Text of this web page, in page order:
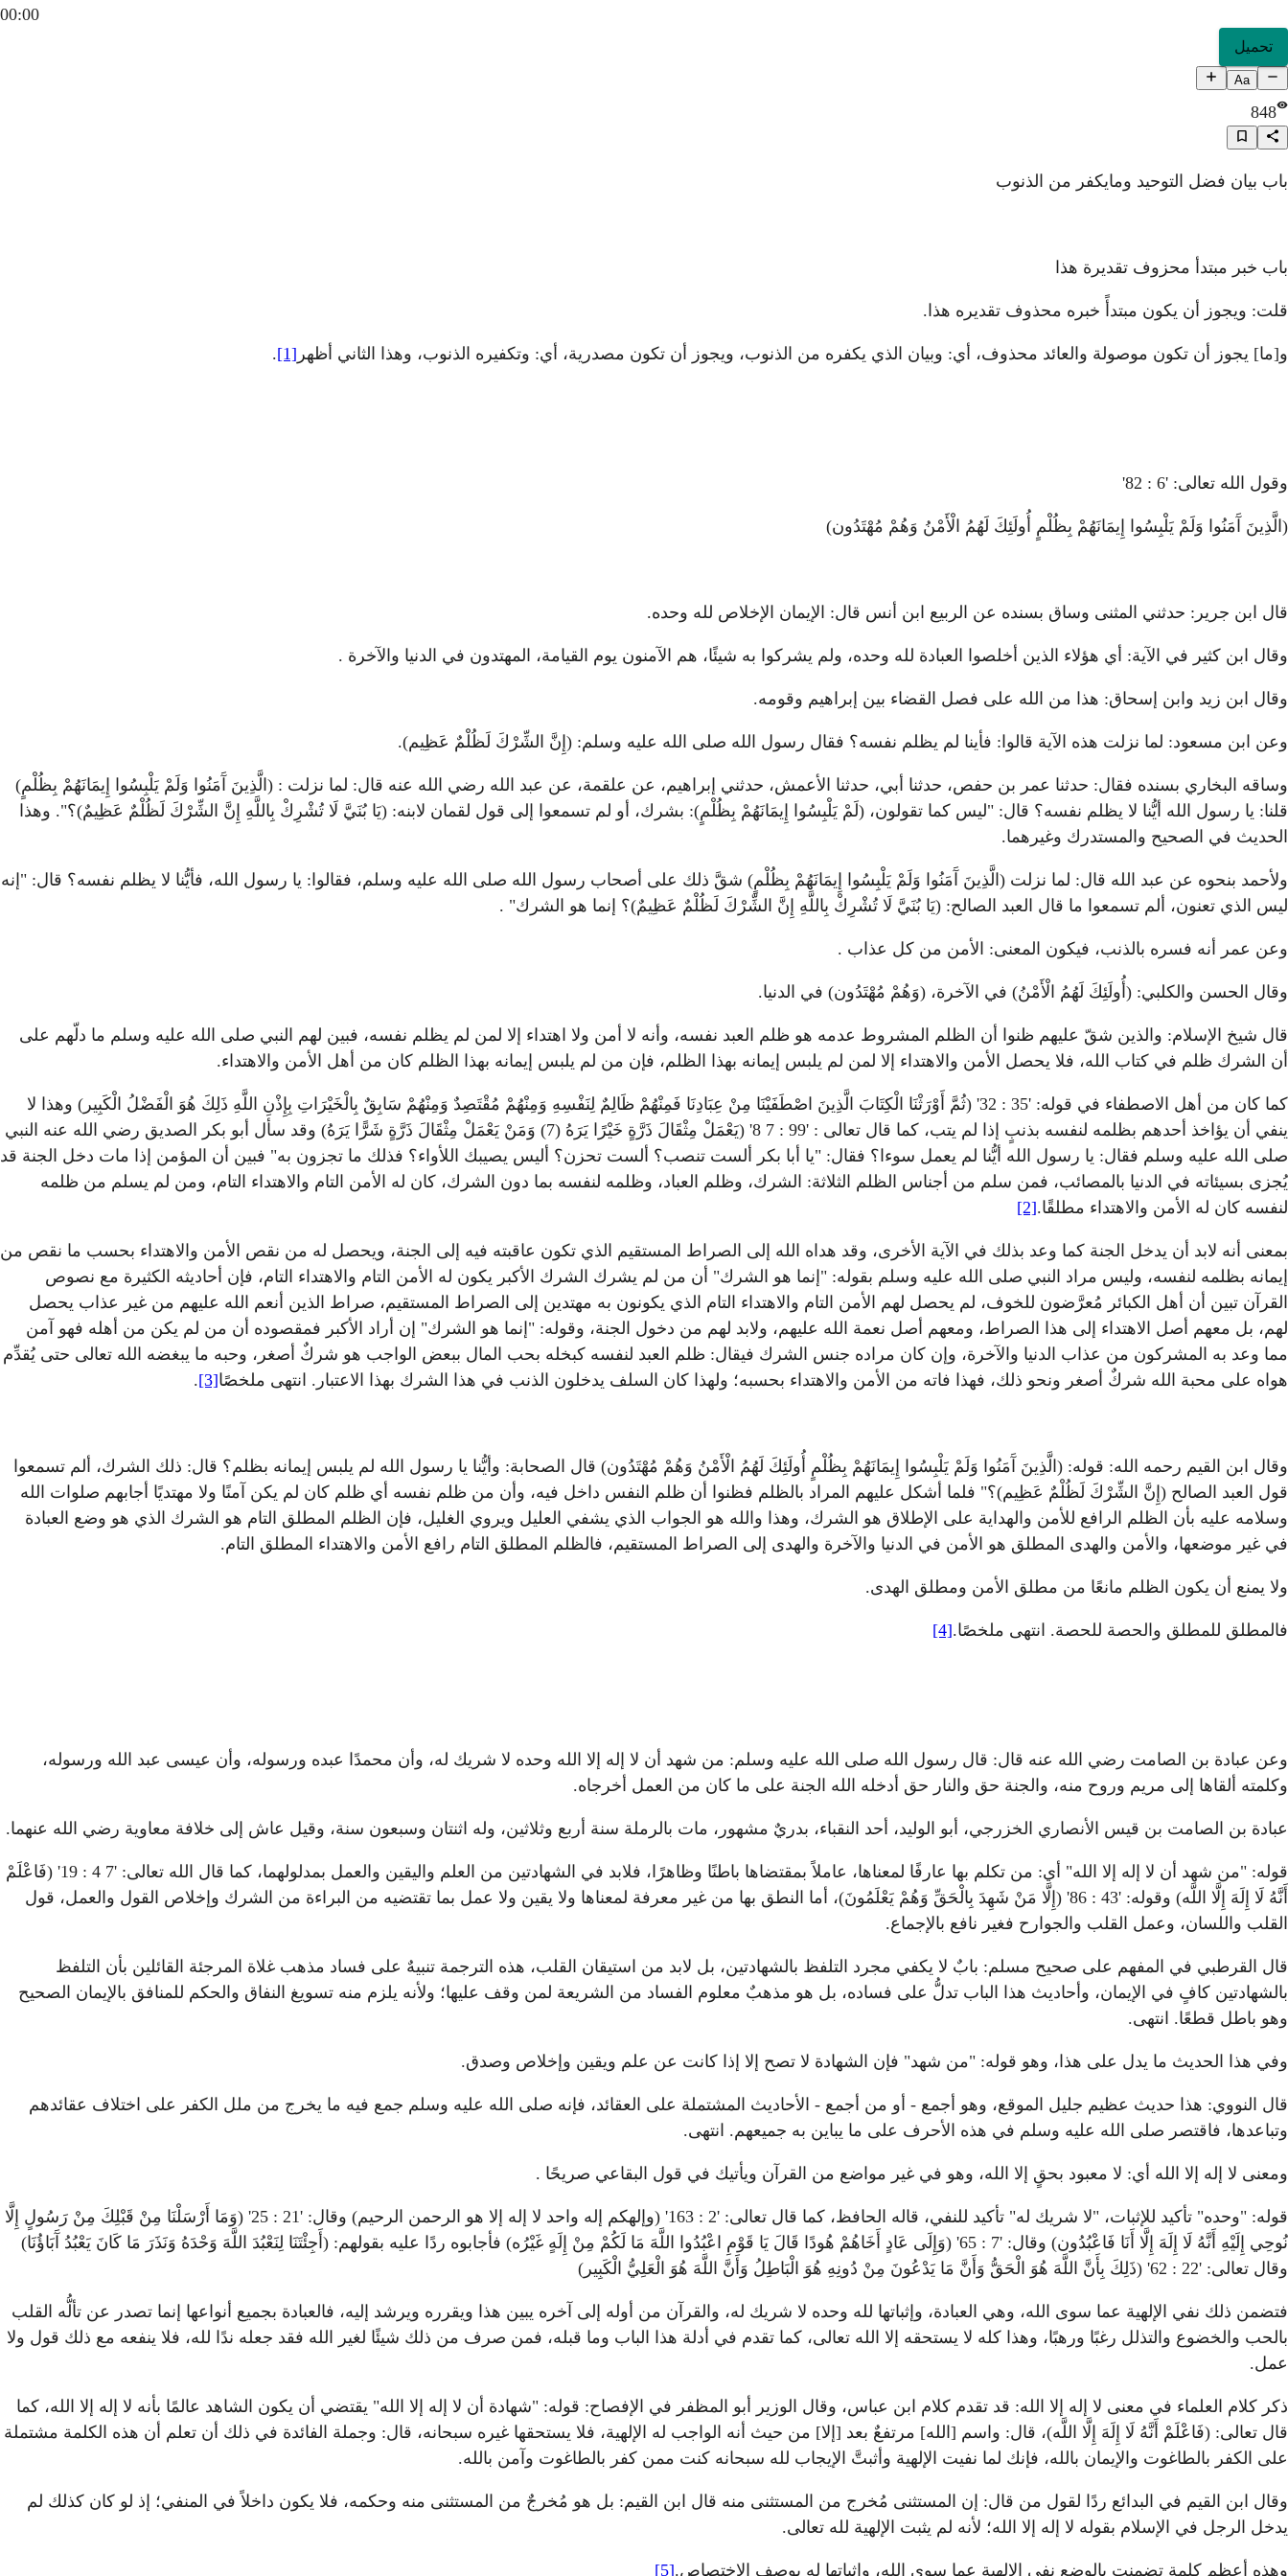
00:00
تحميل
Aa
848
باب بيان فضل التوحيد ومايكفر من الذنوب
باب خبر مبتدأ محزوف تقديرة هذا
قلت: ويجوز أن يكون مبتدأً خبره محذوف تقديره هذا.
و[ما] يجوز أن تكون موصولة والعائد محذوف، أي: وبيان الذي يكفره من الذنوب، ويجوز أن تكون مصدرية، أي: وتكفيره الذنوب، وهذا الثاني أظهر [1]
.
وقول الله تعالى: '6 : 82'
(الَّذِينَ آَمَنُوا وَلَمْ يَلْبِسُوا إِيمَانَهُمْ بِظُلْمٍ أُولَئِكَ لَهُمُ الْأَمْنُ وَهُمْ مُهْتَدُون)
قال ابن جرير: حدثني المثنى وساق بسنده عن الربيع ابن أنس قال: الإيمان الإخلاص لله وحده.
وقال ابن كثير في الآية: أي هؤلاء الذين أخلصوا العبادة لله وحده، ولم يشركوا به شيئًا، هم الآمنون يوم القيامة، المهتدون في الدنيا والآخرة .
وقال ابن زيد وابن إسحاق: هذا من الله على فصل القضاء بين إبراهيم وقومه.
وعن ابن مسعود: لما نزلت هذه الآية قالوا: فأينا لم يظلم نفسه؟ فقال رسول الله صلى الله عليه وسلم: (إِنَّ الشِّرْكَ لَظُلْمٌ عَظِيم).
وساقه البخاري بسنده فقال: حدثنا عمر بن حفص، حدثنا أبي، حدثنا الأعمش، حدثني إبراهيم، عن علقمة، عن عبد الله رضي الله عنه قال: لما نزلت : (الَّذِينَ آَمَنُوا وَلَمْ يَلْبِسُوا إِيمَانَهُمْ بِظُلْمٍ)
قلنا: يا رسول الله أيُّنا لا يظلم نفسه؟ قال: "ليس كما تقولون، (لَمْ يَلْبِسُوا إِيمَانَهُمْ بِظُلْمٍ): بشرك، أو لم تسمعوا إلى قول لقمان لابنه: (يَا بُنَيَّ لَا تُشْرِكْ بِاللَّهِ إِنَّ الشِّرْكَ لَظُلْمٌ عَظِيمٌ)؟". وهذا
الحديث في الصحيح والمستدرك وغيرهما.
ولأحمد بنحوه عن عبد الله قال: لما نزلت (الَّذِينَ آَمَنُوا وَلَمْ يَلْبِسُوا إِيمَانَهُمْ بِظُلْمٍ) شقَّ ذلك على أصحاب رسول الله صلى الله عليه وسلم، فقالوا: يا رسول الله، فأيُّنا لا يظلم نفسه؟ قال: "إنه
ليس الذي تعنون، ألم تسمعوا ما قال العبد الصالح: (يَا بُنَيَّ لَا تُشْرِكْ بِاللَّهِ إِنَّ الشِّرْكَ لَظُلْمٌ عَظِيمٌ)؟ إنما هو الشرك" .
وعن عمر أنه فسره بالذنب، فيكون المعنى: الأمن من كل عذاب .
وقال الحسن والكلبي: (أُولَئِكَ لَهُمُ الْأَمْنُ) في الآخرة، (وَهُمْ مُهْتَدُون) في الدنيا.
قال شيخ الإسلام: والذين شقّ عليهم ظنوا أن الظلم المشروط عدمه هو ظلم العبد نفسه، وأنه لا أمن ولا اهتداء إلا لمن لم يظلم نفسه، فبين لهم النبي صلى الله عليه وسلم ما دلّهم على
أن الشرك ظلم في كتاب الله، فلا يحصل الأمن والاهتداء إلا لمن لم يلبس إيمانه بهذا الظلم، فإن من لم يلبس إيمانه بهذا الظلم كان من أهل الأمن والاهتداء.
كما كان من أهل الاصطفاء في قوله: '35 : 32' (ثُمَّ أَوْرَثْنَا الْكِتَابَ الَّذِينَ اصْطَفَيْنَا مِنْ عِبَادِنَا فَمِنْهُمْ ظَالِمٌ لِنَفْسِهِ وَمِنْهُمْ مُقْتَصِدٌ وَمِنْهُمْ سَابِقٌ بِالْخَيْرَاتِ بِإِذْنِ اللَّهِ ذَلِكَ هُوَ الْفَضْلُ الْكَبِير) وهذا لا
ينفي أن يؤاخذ أحدهم بظلمه لنفسه بذنبٍ إذا لم يتب، كما قال تعالى : '99 : 7 8' (يَعْمَلْ مِثْقَالَ ذَرَّةٍ خَيْرًا يَرَهُ (7) وَمَنْ يَعْمَلْ مِثْقَالَ ذَرَّةٍ شَرًّا يَرَهُ) وقد سأل أبو بكر الصديق رضي الله عنه النبي
صلى الله عليه وسلم فقال: يا رسول الله أيُّنا لم يعمل سوءا؟ فقال: "يا أبا بكر ألست تنصب؟ ألست تحزن؟ أليس يصيبك اللأواء؟ فذلك ما تجزون به" فبين أن المؤمن إذا مات دخل الجنة قد
يُجزى بسيئاته في الدنيا بالمصائب، فمن سلم من أجناس الظلم الثلاثة: الشرك، وظلم العباد، وظلمه لنفسه بما دون الشرك، كان له الأمن التام والاهتداء التام، ومن لم يسلم من ظلمه
لنفسه كان له الأمن والاهتداء مطلقًا.[2]
بمعنى أنه لابد أن يدخل الجنة كما وعد بذلك في الآية الأخرى، وقد هداه الله إلى الصراط المستقيم الذي تكون عاقبته فيه إلى الجنة، ويحصل له من نقص الأمن والاهتداء بحسب ما نقص من
إيمانه بظلمه لنفسه، وليس مراد النبي صلى الله عليه وسلم بقوله: "إنما هو الشرك" أن من لم يشرك الشرك الأكبر يكون له الأمن التام والاهتداء التام، فإن أحاديثه الكثيرة مع نصوص
القرآن تبين أن أهل الكبائر مُعرَّضون للخوف، لم يحصل لهم الأمن التام والاهتداء التام الذي يكونون به مهتدين إلى الصراط المستقيم، صراط الذين أنعم الله عليهم من غير عذاب يحصل
لهم، بل معهم أصل الاهتداء إلى هذا الصراط، ومعهم أصل نعمة الله عليهم، ولابد لهم من دخول الجنة، وقوله: "إنما هو الشرك" إن أراد الأكبر فمقصوده أن من لم يكن من أهله فهو آمن
مما وعد به المشركون من عذاب الدنيا والآخرة، وإن كان مراده جنس الشرك فيقال: ظلم العبد لنفسه كبخله بحب المال ببعض الواجب هو شركٌ أصغر، وحبه ما يبغضه الله تعالى حتى يُقدِّم
هواه على محبة الله شركٌ أصغر ونحو ذلك، فهذا فاته من الأمن والاهتداء بحسبه؛ ولهذا كان السلف يدخلون الذنب في هذا الشرك بهذا الاعتبار. انتهى ملخصًا[3]
.
وقال ابن القيم رحمه الله: قوله: (الَّذِينَ آَمَنُوا وَلَمْ يَلْبِسُوا إِيمَانَهُمْ بِظُلْمٍ أُولَئِكَ لَهُمُ الْأَمْنُ وَهُمْ مُهْتَدُون) قال الصحابة: وأيُّنا يا رسول الله لم يلبس إيمانه بظلم؟ قال: ذلك الشرك، ألم تسمعوا
قول العبد الصالح (إِنَّ الشِّرْكَ لَظُلْمٌ عَظِيم)؟" فلما أشكل عليهم المراد بالظلم فظنوا أن ظلم النفس داخل فيه، وأن من ظلم نفسه أي ظلم كان لم يكن آمنًا ولا مهتديًا أجابهم صلوات الله
وسلامه عليه بأن الظلم الرافع للأمن والهداية على الإطلاق هو الشرك، وهذا والله هو الجواب الذي يشفي العليل ويروي الغليل، فإن الظلم المطلق التام هو الشرك الذي هو وضع العبادة
في غير موضعها، والأمن والهدى المطلق هو الأمن في الدنيا والآخرة والهدى إلى الصراط المستقيم، فالظلم المطلق التام رافع الأمن والاهتداء المطلق التام.
ولا يمنع أن يكون الظلم مانعًا من مطلق الأمن ومطلق الهدى.
فالمطلق للمطلق والحصة للحصة. انتهى ملخصًا.[4]
وعن عبادة بن الصامت رضي الله عنه قال: قال رسول الله صلى الله عليه وسلم: من شهد أن لا إله إلا الله وحده لا شريك له، وأن محمدًا عبده ورسوله، وأن عيسى عبد الله ورسوله،
وكلمته ألقاها إلى مريم وروح منه، والجنة حق والنار حق أدخله الله الجنة على ما كان من العمل أخرجاه.
عبادة بن الصامت بن قيس الأنصاري الخزرجي، أبو الوليد، أحد النقباء، بدريٌ مشهور، مات بالرملة سنة أربع وثلاثين، وله اثنتان وسبعون سنة، وقيل عاش إلى خلافة معاوية رضي الله عنهما.
قوله: "من شهد أن لا إله إلا الله" أي: من تكلم بها عارفًا لمعناها، عاملاً بمقتضاها باطنًا وظاهرًا، فلابد في الشهادتين من العلم واليقين والعمل بمدلولهما، كما قال الله تعالى: '7 4 : 19' (فَاعْلَمْ
أَنَّهُ لَا إِلَهَ إِلَّا اللَّه) وقوله: '43 : 86' (إِلَّا مَنْ شَهِدَ بِالْحَقِّ وَهُمْ يَعْلَمُونَ)، أما النطق بها من غير معرفة لمعناها ولا يقين ولا عمل بما تقتضيه من البراءة من الشرك وإخلاص القول والعمل، قول
القلب واللسان، وعمل القلب والجوارح فغير نافع بالإجماع.
قال القرطبي في المفهم على صحيح مسلم: بابٌ لا يكفي مجرد التلفظ بالشهادتين، بل لابد من استيقان القلب، هذه الترجمة تنبيهٌ على فساد مذهب غلاة المرجئة القائلين بأن التلفظ
بالشهادتين كافٍ في الإيمان، وأحاديث هذا الباب تدلُّ على فساده، بل هو مذهبٌ معلوم الفساد من الشريعة لمن وقف عليها؛ ولأنه يلزم منه تسويغ النفاق والحكم للمنافق بالإيمان الصحيح
وهو باطل قطعًا. انتهى.
وفي هذا الحديث ما يدل على هذا، وهو قوله: "من شهد" فإن الشهادة لا تصح إلا إذا كانت عن علم ويقين وإخلاص وصدق.
قال النووي: هذا حديث عظيم جليل الموقع، وهو أجمع - أو من أجمع - الأحاديث المشتملة على العقائد، فإنه صلى الله عليه وسلم جمع فيه ما يخرج من ملل الكفر على اختلاف عقائدهم
وتباعدها، فاقتصر صلى الله عليه وسلم في هذه الأحرف على ما يباين به جميعهم. انتهى.
ومعنى لا إله إلا الله أي: لا معبود بحقٍ إلا الله، وهو في غير مواضع من القرآن ويأتيك في قول البقاعي صريحًا .
قوله: "وحده" تأكيد للإثبات، "لا شريك له" تأكيد للنفي، قاله الحافظ، كما قال تعالى: '2 : 163' (وإلهكم إله واحد لا إله إلا هو الرحمن الرحيم) وقال: '21 : 25' (وَمَا أَرْسَلْنَا مِنْ قَبْلِكَ مِنْ رَسُولٍ إِلَّا
نُوحِي إِلَيْهِ أَنَّهُ لَا إِلَهَ إِلَّا أَنَا فَاعْبُدُون) وقال: '7 : 65' (وَإِلَى عَادٍ أَخَاهُمْ هُودًا قَالَ يَا قَوْمِ اعْبُدُوا اللَّهَ مَا لَكُمْ مِنْ إِلَهٍ غَيْرُه) فأجابوه ردًا عليه بقولهم: (أَجِئْتَنَا لِنَعْبُدَ اللَّهَ وَحْدَهُ وَنَذَرَ مَا كَانَ يَعْبُدُ آَبَاؤُنَا)
وقال تعالى: '22 : 62' (ذَلِكَ بِأَنَّ اللَّهَ هُوَ الْحَقُّ وَأَنَّ مَا يَدْعُونَ مِنْ دُونِهِ هُوَ الْبَاطِلُ وَأَنَّ اللَّهَ هُوَ الْعَلِيُّ الْكَبِير)
فتضمن ذلك نفي الإلهية عما سوى الله، وهي العبادة، وإثباتها لله وحده لا شريك له، والقرآن من أوله إلى آخره يبين هذا ويقرره ويرشد إليه، فالعبادة بجميع أنواعها إنما تصدر عن تألُّه القلب
بالحب والخضوع والتذلل رغبًا ورهبًا، وهذا كله لا يستحقه إلا الله تعالى، كما تقدم في أدلة هذا الباب وما قبله، فمن صرف من ذلك شيئًا لغير الله فقد جعله ندًا لله، فلا ينفعه مع ذلك قول ولا
عمل.
ذكر كلام العلماء في معنى لا إله إلا الله: قد تقدم كلام ابن عباس، وقال الوزير أبو المظفر في الإفصاح: قوله: "شهادة أن لا إله إلا الله" يقتضي أن يكون الشاهد عالمًا بأنه لا إله إلا الله، كما
قال تعالى: (فَاعْلَمْ أَنَّهُ لَا إِلَهَ إِلَّا اللَّه)، قال: واسم [الله] مرتفعٌ بعد [إلا] من حيث أنه الواجب له الإلهية، فلا يستحقها غيره سبحانه، قال: وجملة الفائدة في ذلك أن تعلم أن هذه الكلمة مشتملة
على الكفر بالطاغوت والإيمان بالله، فإنك لما نفيت الإلهية وأثبتَّ الإيجاب لله سبحانه كنت ممن كفر بالطاغوت وآمن بالله.
وقال ابن القيم في البدائع ردًا لقول من قال: إن المستثنى مُخرج من المستثنى منه قال ابن القيم: بل هو مُخرجٌ من المستثنى منه وحكمه، فلا يكون داخلاً في المنفي؛ إذ لو كان كذلك لم
يدخل الرجل في الإسلام بقوله لا إله إلا الله؛ لأنه لم يثبت الإلهية لله تعالى.
وهذه أعظم كلمة تضمنت بالوضع نفي الإلهية عما سوى الله، وإثباتها له بوصف الاختصاص.[5]